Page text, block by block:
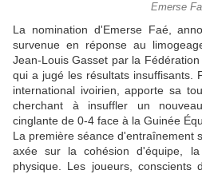
Emerse
La nomination d'Emerse Faé,
survenue en réponse au
Jean-Louis Gasset par la
qui a jugé les résultats insuffisants.
international ivoirien, apporte sa
cherchant à insuffler un
cinglante de 0-4 face à la Guinée
La première séance d'entraînement
axée sur la cohésion d'équipe,
physique. Les joueurs, conscients